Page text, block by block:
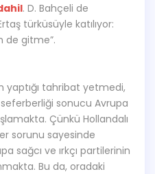
. D. Bahçeli de
türküsüyle katılıyor:
de gitme”.
yaptığı tahribat yetmedi,
sonucu Avrupa
Çünkü Hollandalı
sorunu sayesinde
sağcı ve ırkçı partilerinin
Bu da, oradaki